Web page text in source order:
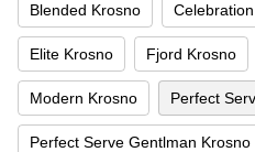
Blended Krosno
Elite Krosno Fjord Krosno
Modern Krosno Perfect
Perfect Serve Gentlman Krosno